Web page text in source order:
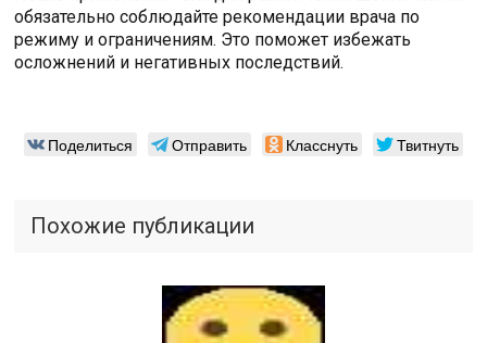
обязательно соблюдайте рекомендации врача по
режиму и ограничениям. Это поможет избежать
осложнений и негативных последствий.
Поделиться Отправить Класснуть Твитнуть
Похожие публикации